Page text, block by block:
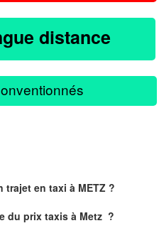
distance
en taxi à METZ ?
du prix taxis à Metz ?